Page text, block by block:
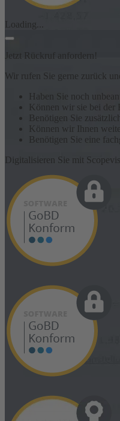
Loading...
Jetzt Rückruf anfordern!
Wir rufen Sie gerne zurück
Haben Sie noch
Können wir sie bei der
Benötigen Sie
Können wir Ihnen
Benötigen Sie eine
Digitalisieren Sie mit